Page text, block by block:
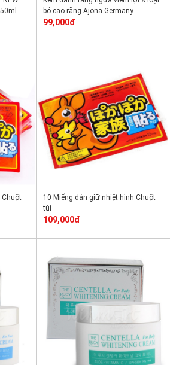
bỏ cao răng Ajona Germany
99,000đ
Chuột
10 Miếng dán giữ nhiệt hình Chuột
túi
109,000đ